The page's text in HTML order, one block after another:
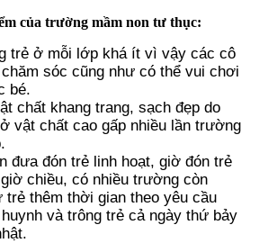
của trường mầm non tư thục:
trẻ ở mỗi lớp khá ít vì vậy các cô
sóc cũng như có thể vui chơi
bé.
chất khang trang, sạch đẹp do
vật chất cao gấp nhiều lần trường
đưa đón trẻ linh hoạt, giờ đón trẻ
chiều, có nhiều trường còn
trẻ thêm thời gian theo yêu cầu
và trông trẻ cả ngày thứ bảy